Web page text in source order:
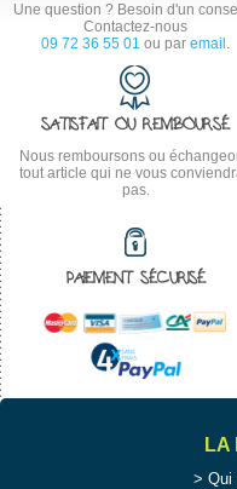
Une question ? Besoin d'un
Contactez-nous
09 72 36 55 01 ou par email .
SATISFAIT OU REMBOURSÉ
Nous remboursons ou
tout article qui ne vous
pas.
PAIEMENT SÉCURISÉ
LA
Qui